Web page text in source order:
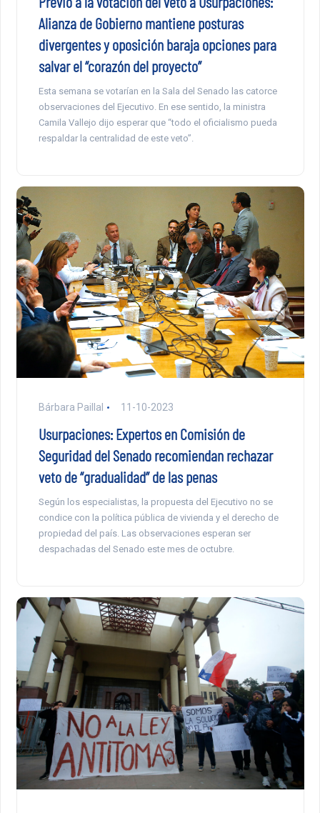
Alianza de Gobierno mantiene posturas
divergentes y oposición baraja opciones para
salvar el “corazón del proyecto”
Esta semana se votarían en la Sala del Senado las catorce
observaciones del Ejecutivo. En ese sentido, la ministra
Camila Vallejo dijo esperar que “todo el oficialismo pueda
respaldar la centralidad de este veto”.
Bárbara Paillal 11-10-2023
Usurpaciones: Expertos en Comisión de
Seguridad del Senado recomiendan rechazar
veto de “gradualidad” de las penas
Según los especialistas, la propuesta del Ejecutivo no se
condice con la política pública de vivienda y el derecho de
propiedad del país. Las observaciones esperan ser
despachadas del Senado este mes de octubre.